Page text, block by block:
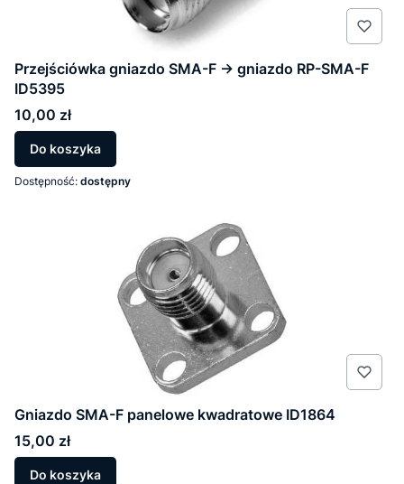
Przejściówka gniazdo SMA-F -> gniazdo RP-SMA-F
ID5395
Cena
10,00 zł
Do koszyka
Dostępność: dostępny
Gniazdo SMA-F panelowe kwadratowe ID1864
Cena
15,00 zł
Do koszyka